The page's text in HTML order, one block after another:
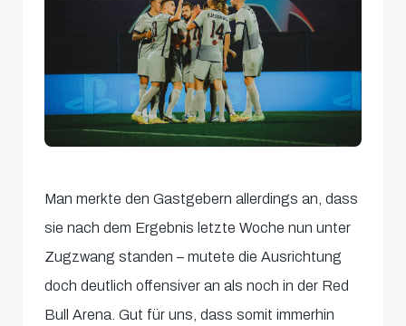
Man merkte den Gastgebern allerdings an, dass
sie nach dem Ergebnis letzte Woche nun unter
Zugzwang standen – mutete die Ausrichtung
doch deutlich offensiver an als noch in der Red
Bull Arena. Gut für uns, dass somit immerhin